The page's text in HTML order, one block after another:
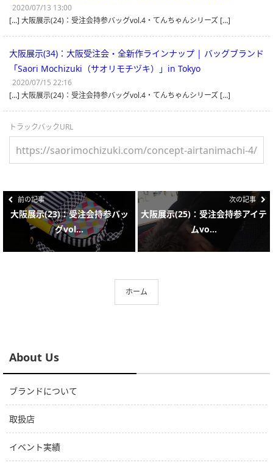
2020/07/13 13:00
[…] 大阪展示(24)：受注会持参バッグvol.4・てんちゃんシリーズ […]
大阪展示(34)：大阪受注会・全新作ラインナップ | バッグブランド
「Saori Mochizuki（サオリモチヅキ）」in Tokyo
2020/07/15 22:16
[…] 大阪展示(24)：受注会持参バッグvol.4・てんちゃんシリーズ […]
トラックバックURL
前の記事
大阪展示(23)：受注会持参バッ
グvol...
次の記事
大阪展示(25)：受注会持参アイテ
ムvo...
ホーム
About Us
ブランドについて
取扱店
イベント実績